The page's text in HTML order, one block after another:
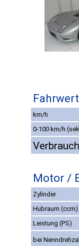
km/h
0-100 km/h
Motor /
Zylinder
Hubraum (ccm)
Leistung (PS)
bei